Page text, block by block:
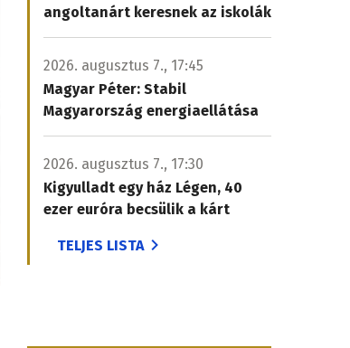
angoltanárt keresnek az iskolák
2026. augusztus 7., 17:45
Magyar Péter: Stabil
Magyarország energiaellátása
2026. augusztus 7., 17:30
Kigyulladt egy ház Légen, 40
ezer euróra becsülik a kárt
TELJES LISTA